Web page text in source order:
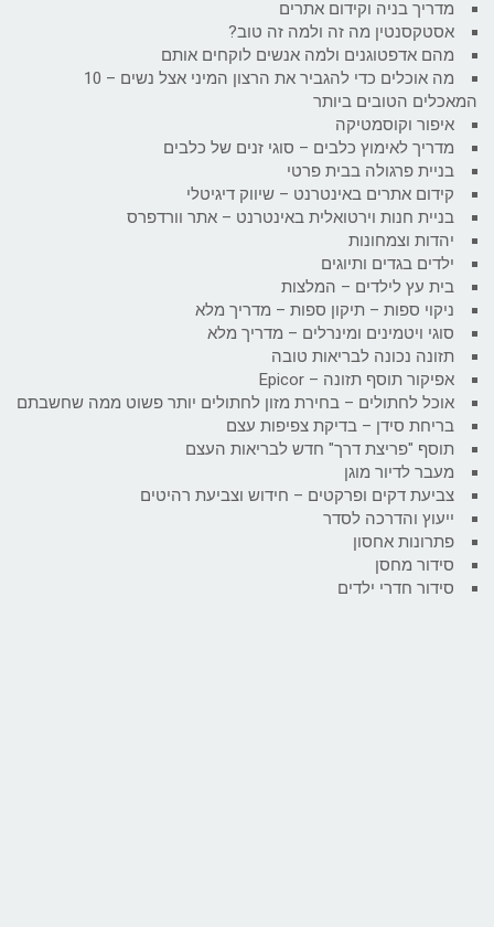
מדריך בניה וקידום אתרים
אסטקסנטין מה זה ולמה זה טוב?
מהם אדפטוגנים ולמה אנשים לוקחים אותם
מה אוכלים כדי להגביר את הרצון המיני אצל נשים – 10
המאכלים הטובים ביותר
איפור וקוסמטיקה
מדריך לאימוץ כלבים – סוגי זנים של כלבים
בניית פרגולה בבית פרטי
קידום אתרים באינטרנט – שיווק דיגיטלי
בניית חנות וירטואלית באינטרנט – אתר וורדפרס
יהדות וצמחונות
ילדים בגדים ותיוגים
בית עץ לילדים – המלצות
ניקוי ספות – תיקון ספות – מדריך מלא
סוגי ויטמינים ומינרלים – מדריך מלא
תזונה נכונה לבריאות טובה
אפיקור תוסף תזונה – Epicor
אוכל לחתולים – בחירת מזון לחתולים יותר פשוט ממה שחשבתם
בריחת סידן – בדיקת צפיפות עצם
תוסף "פריצת דרך" חדש לבריאות העצם
מעבר לדיור מוגן
צביעת דקים ופרקטים – חידוש וצביעת רהיטים
ייעוץ והדרכה לסדר
פתרונות אחסון
סידור מחסן
סידור חדרי ילדים